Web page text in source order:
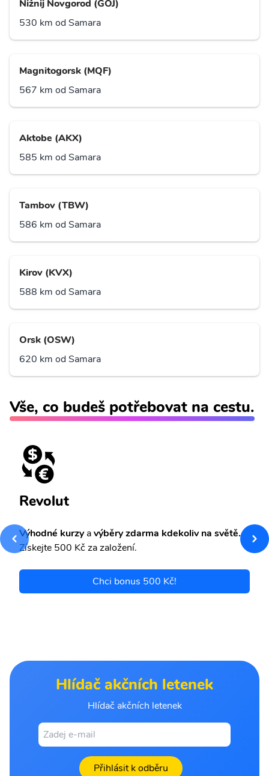
Nižnij Novgorod (GOJ)
530 km od Samara
Magnitogorsk (MQF)
567 km od Samara
Aktobe (AKX)
585 km od Samara
Tambov (TBW)
586 km od Samara
Kirov (KVX)
588 km od Samara
Orsk (OSW)
620 km od Samara
Vše, co budeš potřebovat na cestu.
Revolut
Výhodné kurzyavýběry zdarma kdekoliv na světě.
Získejte 500 Kč za založení.
Chci bonus 500 Kč!
Hlídač akčních letenek
Hlídač akčních letenek
Přihlásit k odběru